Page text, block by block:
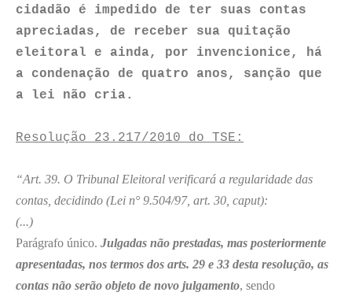
cidadão é impedido de ter suas contas
apreciadas, de receber sua quitação
eleitoral e ainda, por invencionice, há
a condenação de quatro anos, sanção que
a lei não cria.
Resolução 23.217/2010 do TSE:
“Art. 39. O Tribunal Eleitoral verificará a regularidade das
contas, decidindo (Lei n° 9.504/97, art. 30, caput):
(...)
Parágrafo único. Julgadas não prestadas, mas posteriormente
apresentadas, nos termos dos arts. 29 e 33 desta resolução, as
contas não serão objeto de novo julgamento, sendo